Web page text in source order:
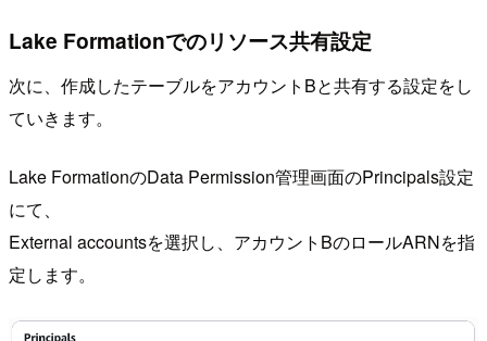
Lake Formationでのリソース共有設定
次に、作成したテーブルをアカウントBと共有する設定をし
ていきます。
Lake FormationのData Permission管理画面のPrincipals設定
にて、
External accountsを選択し、アカウントBのロールARNを指
定します。